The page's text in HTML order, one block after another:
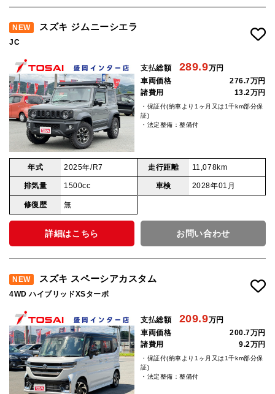
NEW スズキ ジムニーシエラ
JC
支払総額 289.9万円
車両価格
276.7万円
諸費用
13.2万円
・保証付(納車より1ヶ月又は1千km部分保
証)
・法定整備：整備付
年式 2025年/R7 走行距離 11,078km
排気量 1500cc 車検 2028年01月
修復歴 無
詳細はこちら お問い合わせ
NEW スズキ スペーシアカスタム
4WD ハイブリッドXSターボ
支払総額 209.9万円
車両価格
200.7万円
諸費用
9.2万円
・保証付(納車より1ヶ月又は1千km部分保
証)
・法定整備：整備付